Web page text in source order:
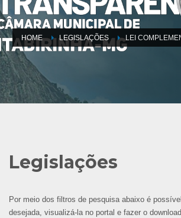
HOME LEGISLAÇÕES LEI
Legislações
Por meio dos filtros de pesquisa abaixo é
desejada, visualizá-la no portal e fazer o